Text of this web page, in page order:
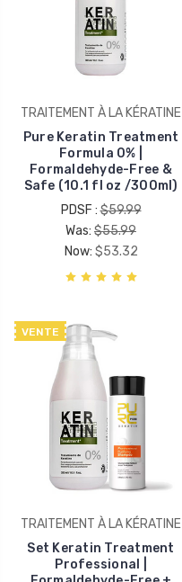
TRAITEMENT À LA KÉRATINE
Pure Keratin Treatment
Formula 0% |
Formaldehyde-Free &
Safe (10.1 fl oz /300ml)
PDSF :$59.99
Was: $55.99
Now: $53.32
VENTE
TRAITEMENT À LA KÉRATINE
Set Keratin Treatment
Professional |